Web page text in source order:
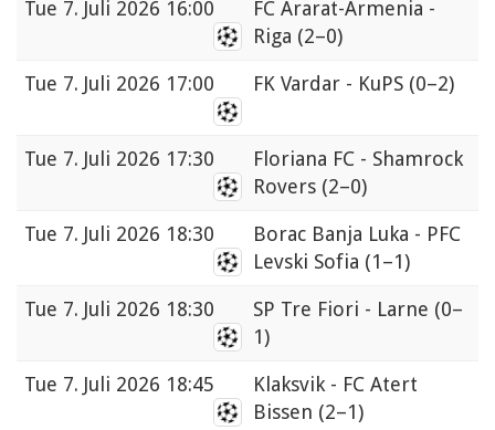
Tue 7. Juli 2026 16:00
FC Ararat-Armenia -
Riga (2–0)
Tue 7. Juli 2026 17:00 FK Vardar - KuPS (0–2)
Tue 7. Juli 2026 17:30
Floriana FC - Shamrock
Rovers (2–0)
Tue 7. Juli 2026 18:30
Borac Banja Luka - PFC
Levski Sofia (1–1)
Tue 7. Juli 2026 18:30 SP Tre Fiori - Larne (0–
1)
Tue 7. Juli 2026 18:45
Klaksvik - FC Atert
Bissen (2–1)